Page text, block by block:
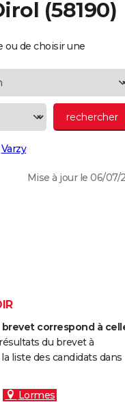
(58190)
ou de choisir une
Varzy
Mise à jour le 06/07/
correspond à
du brevet à
liste des candidats dans
Lormes